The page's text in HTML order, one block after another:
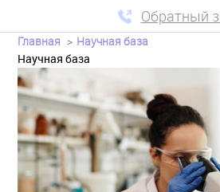
Обратный
Главная
Научная база
Научная база